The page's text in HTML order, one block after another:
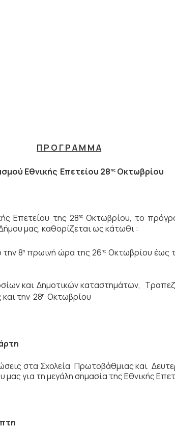
Π Ρ Ο Γ Ρ Α Μ Μ Α
Εθνικής Επετείου 28ηςΟκτωβρίου
Επετείου της 28ηςΟκτωβρίου, το
μας, καθορίζεται ως κάτωθι :
την 8η πρωινή ώρα της 26ης Οκτωβρίου έως
και Δημοτικών καταστημάτων,
την 28η Οκτωβρίου
στα Σχολεία Πρωτοβάθμιας και
για τη μεγάλη σημασία της Εθνικής